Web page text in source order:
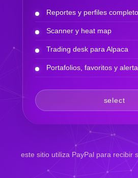
Reportes y perfiles
Scanner y heat map
Trading desk para Alpaca
Portafolios, favoritos y
select
este sitio utiliza PayPal para recibir